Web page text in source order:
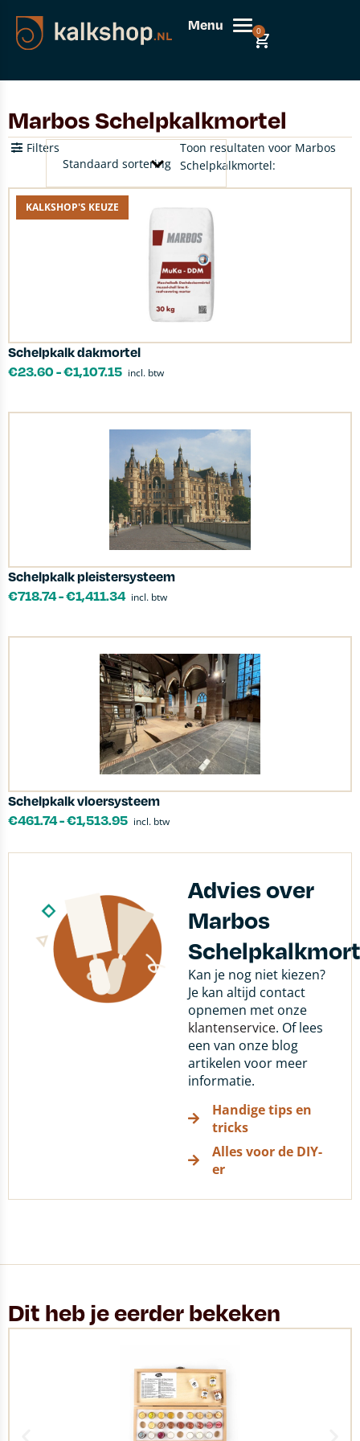
Menu 0
Marbos Schelpkalkmortel
Toon resultaten voor Marbos
Schelpkalkmortel:
Filters
KALKSHOP'S KEUZE
Schelpkalk dakmortel
€23.60-€1,107.15 incl. btw
Schelpkalk pleistersysteem
€718.74-€1,411.34 incl. btw
Schelpkalk vloersysteem
€461.74-€1,513.95 incl. btw
Advies over
Marbos
Kan je nog niet kiezen?
Je kan altijd contact
opnemen met onze
klantenservice. Of lees
een van onze blog
artikelen voor meer
informatie.
Handige tips en
tricks
Alles voor de DIY-
er
Dit heb je eerder bekeken